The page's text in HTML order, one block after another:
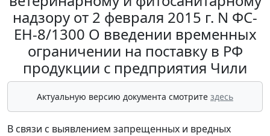
надзору от 2 февраля 2015 г. N ФС-
ЕН-8/1300 О введении временных
ограничении на поставку в РФ
продукции с предприятия Чили
Актуальную версию документа смотрите здесь
В связи с выявлением запрещенных и вредных